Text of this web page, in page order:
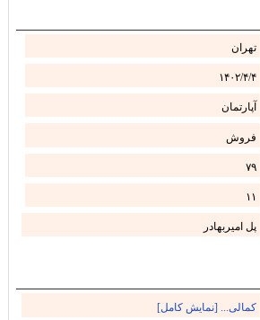
تهران
۱۴۰۲/۴/۴
آپارتمان
فروش
۷۹
۱۱
پل امیربهادر
کمالی... [نمایش کامل]